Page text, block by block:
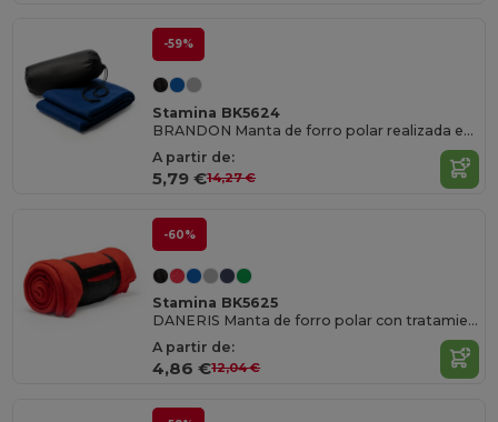
-59%
Stamina BK5624
BRANDON Manta de forro polar realizada en poliéster reciclado RPET con práctica funda
A partir de:
5,79 €14,27 €
-60%
Stamina BK5625
DANERIS Manta de forro polar con tratamiento anti-pilling
A partir de:
4,86 €12,04 €